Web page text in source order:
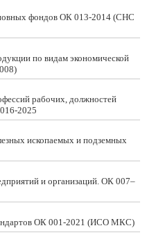
фондов ОК 013-2014 (СНС
по видам экономической
рабочих, должностей
2025
ископаемых и подземных
и организаций. ОК 007–
ОК 001-2021 (ИСО МКС)